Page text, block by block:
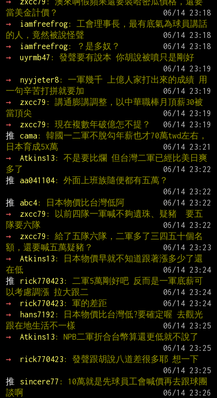
當美金計價？
→
iamfreefrog: 工會理事長，最有底氣為球員講話
的人，竟然被說怪聲
→
iamfreefrog: ？是多奴？
→
uyrmb47 : 發聲要有說本 你胡說被噴只是剛好
→
nyyjeter8 : 一軍幾千 上億人家打出來的成績 用
一句辛苦打拼就要加
→
zxcc79 : 講通膨講調整，以中華職棒月頂薪30被
當頂尖
→
zxcc79 : 現在複數年破億怎不提？
推
cama: 韓國一二軍不脫勾年薪也才70萬twd左右，
日本育成5X萬
→
Atkins13 : 不是要比爛 但台灣二軍已經比美日爽
多了
推
aa041104: 外面上班族隨便都有五萬？
推
abc4: 日本物價比台灣低阿
→
zxcc79 : 以前四隊一軍喊不夠遺珠、疑豬  要五
隊要六隊
→
zxcc79 : 給了五隊六隊，二軍多了三四五十個名
額，還要喊五萬疑豬？
→
Atkins13 : 日本物價早就不知道跟著漲多少了還
在低
推
rick770423 : 二軍5萬剛好吧 反而是一軍底薪可
以考慮調漲 拉大跟二
→
rick770423 : 軍的差距
→
hans7192 : 日本物價比台灣低?要確定喔 去觀光
跟在地生活不一樣
→
Atkins13 : NPB二軍折合台幣算還更低就不說了
→
rick770423 : 發聲跟胡說八道差很多耶 想一下
推
sincere77 : 10萬就是先球員工會喊價再去跟球團
談啊